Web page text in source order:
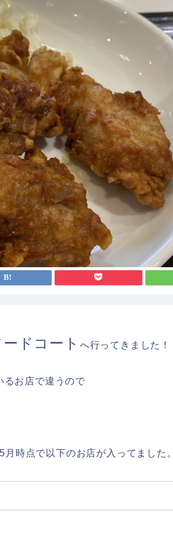
ドコート へ行ってきました！
るお店で違うので
時点で以下のお店が入ってました。